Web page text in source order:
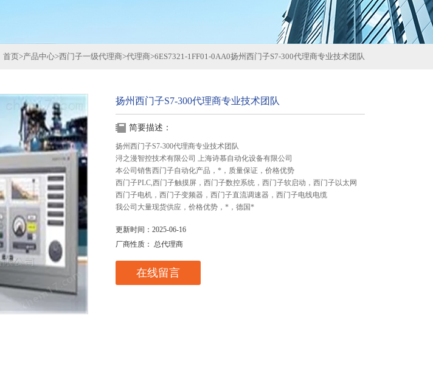
首页>产品中心>西门子一级代理商>代理商>6ES7321-1FF01-0AA0扬州西门子S7-300代理商专业技术团队
扬州西门子S7-300代理商专业技术团队
简要描述：
扬州西门子S7-300代理商专业技术团队
浔之漫智控技术有限公司 上海诗慕自动化设备有限公司
本公司销售西门子自动化产品，*，质量保证，价格优势
西门子PLC,西门子触摸屏，西门子数控系统，西门子软启动，西门子以太网
西门子电机，西门子变频器，西门子直流调速器，西门子电线电缆
我公司大量现货供应，价格优势，*，德国*
更新时间：2025-06-16
厂商性质： 总代理商
在线留言